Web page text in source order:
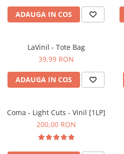
ADAUGA IN COS
LaVinil - Tote Bag
39,99 RON
ADAUGA IN COS
Coma - Light Cuts - Vinil [1LP]
200,00 RON